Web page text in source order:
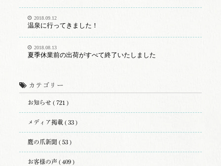
2018.09.12
温泉に行ってきました！
2018.08.13
夏季休業前の出荷がすべて終了いたしました
カテゴリー
お知らせ ( 721 )
メディア掲載 ( 33 )
鷹の爪新聞 ( 53 )
お客様の声 ( 409 )